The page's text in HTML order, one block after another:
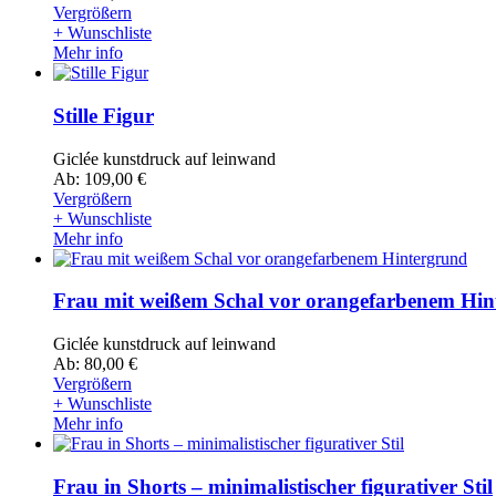
Vergrößern
+ Wunschliste
Mehr info
Stille Figur
Giclée kunstdruck auf leinwand
Ab: 109,00 €
Vergrößern
+ Wunschliste
Mehr info
Frau mit weißem Schal vor orangefarbenem
Giclée kunstdruck auf leinwand
Ab: 80,00 €
Vergrößern
+ Wunschliste
Mehr info
Frau in Shorts – minimalistischer figurativer Stil